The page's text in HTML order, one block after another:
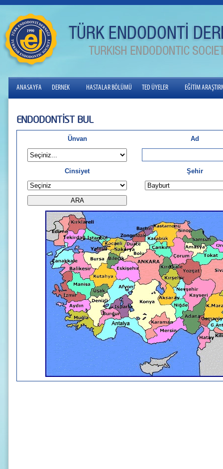
ANASAYFA DERNEK HASTALAR BÖLÜMÜ TED ÜYELER EĞİTİM
ENDODONTİST BUL
Ünvan Ad
Cinsiyet Şehir